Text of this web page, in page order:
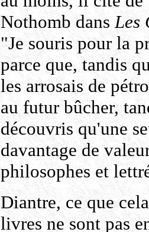
Nothomb dansLes
"Je souris pour la
parce que, tandis
les arrosais de
au futur bûcher,
découvris qu'une
davantage de
philosophes et
Diantre, ce que
livres ne sont pas